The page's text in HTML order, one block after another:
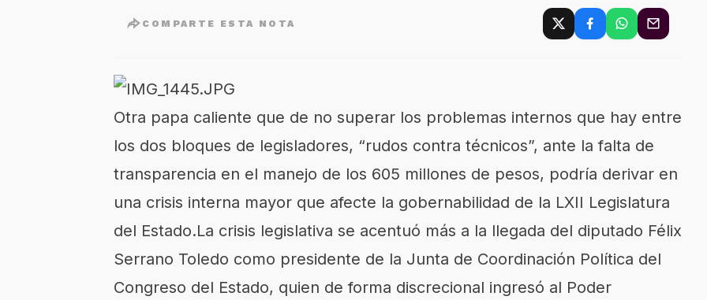
COMPARTE ESTA NOTA
Otra papa caliente que de no superar los problemas internos que hay entre
los dos bloques de legisladores, “rudos contra técnicos”, ante la falta de
transparencia en el manejo de los 605 millones de pesos, podría derivar en
una crisis interna mayor que afecte la gobernabilidad de la LXII Legislatura
del Estado.La crisis legislativa se acentuó más a la llegada del diputado Félix
Serrano Toledo como presidente de la Junta de Coordinación Política del
Congreso del Estado, quien de forma discrecional ingresó al Poder